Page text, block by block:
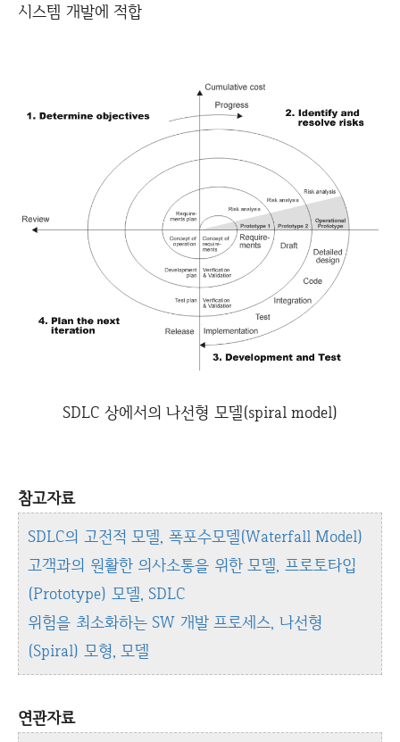
시스템 개발에 적합
SDLC 상에서의 나선형 모델(spiral model)
참고자료
SDLC의 고전적 모델, 폭포수모델(Waterfall Model)
고객과의 원활한 의사소통을 위한 모델, 프로토타입
(Prototype) 모델, SDLC
위험을 최소화하는 SW 개발 프로세스, 나선형
(Spiral) 모형, 모델
연관자료